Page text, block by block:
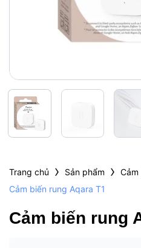
Trang chủ › Sản phẩm › Cảm
Cảm biến rung Aqara T1
Cảm biến rung